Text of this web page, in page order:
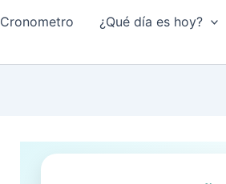
Cronometro
¿Qué día es hoy?